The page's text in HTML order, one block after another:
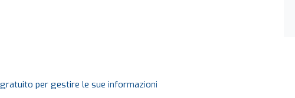
per gestire le sue informazioni